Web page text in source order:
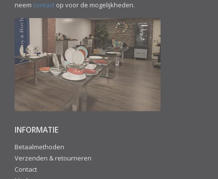
neem contact op voor de mogelijkheden.
INFORMATIE
Betaalmethoden
Verzenden & retourneren
Contact